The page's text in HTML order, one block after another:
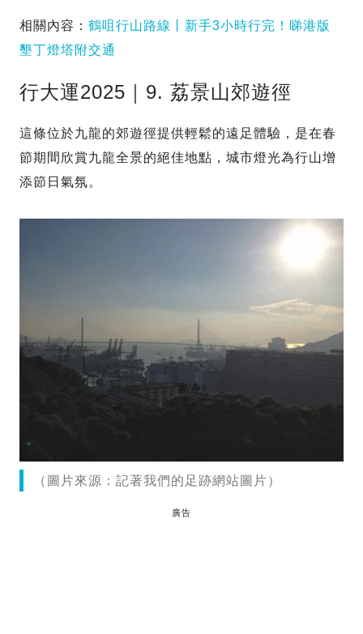
相關內容： 鶴咀行山路線丨新手3小時行完！睇港版
墾丁燈塔附交通
行大運2025｜9. 荔景山郊遊徑
這條位於九龍的郊遊徑提供輕鬆的遠足體驗，是在春
節期間欣賞九龍全景的絕佳地點，城市燈光為行山增
添節日氣氛。
（圖片來源：記著我們的足跡網站圖片）
廣告